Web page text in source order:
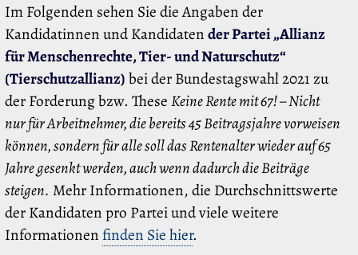
Im Folgenden sehen Sie die Angaben der
Kandidatinnen und Kandidatender Partei „Allianz
für Menschenrechte, Tier- und Naturschutz“
(Tierschutzallianz)bei der Bundestagswahl 2021 zu
der Forderung bzw. TheseKeine Rente mit 67! – Nicht
nur für Arbeitnehmer, die bereits 45 Beitragsjahre vorweisen
können, sondern für alle soll das Rentenalter wieder auf 65
Jahre gesenkt werden, auch wenn dadurch die Beiträge
steigen. Mehr Informationen, die Durchschnittswerte
der Kandidaten pro Partei und viele weitere
Informationen finden Sie hier.